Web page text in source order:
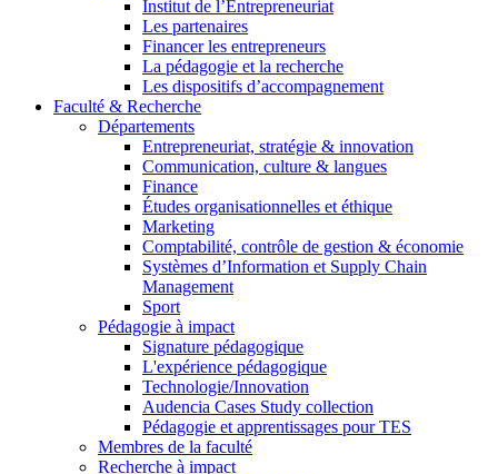
Institut de l’Entrepreneuriat
Les partenaires
Financer les entrepreneurs
La pédagogie et la recherche
Les dispositifs d’accompagnement
Faculté & Recherche
Départements
Entrepreneuriat, stratégie & innovation
Communication, culture & langues
Finance
Études organisationnelles et éthique
Marketing
Comptabilité, contrôle de gestion & économie
Systèmes d’Information et Supply Chain
Management
Sport
Pédagogie à impact
Signature pédagogique
L'expérience pédagogique
Technologie/Innovation
Audencia Cases Study collection
Pédagogie et apprentissages pour TES
Membres de la faculté
Recherche à impact